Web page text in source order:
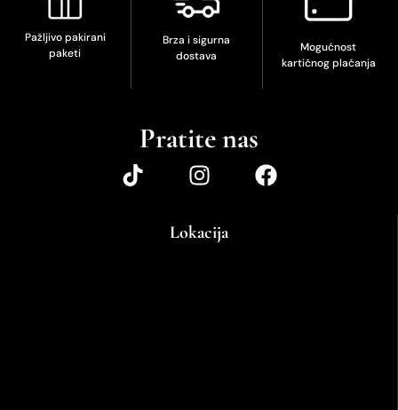
Pažljivo pakirani
paketi
Brza i sigurna
dostava
Mogućnost
kartičnog plaćanja
Pratite nas
Lokacija